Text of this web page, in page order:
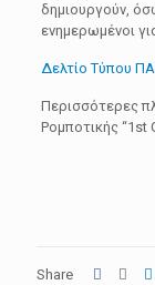
δημιουργούν,
ενημερωμένοι
Δελτίο Τύπου
Περισσότερες
Ρομποτικής “1st
Share